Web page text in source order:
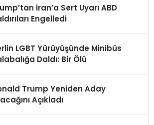
İran’a Sert Uyarı ABD
Engelledi
LGBT Yürüyüşünde Minibüs
Daldı: Bir Ölü
Trump Yeniden Aday
Açıkladı